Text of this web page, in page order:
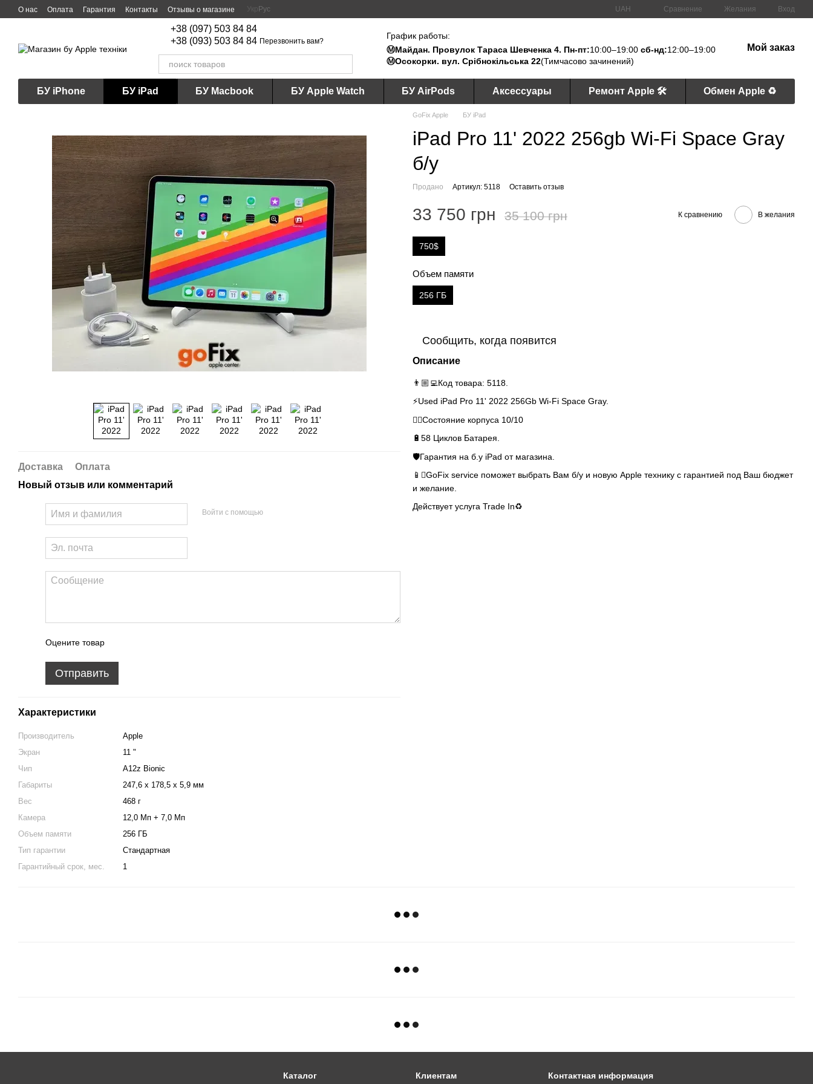
Перейти к основному контенту
О нас Оплата Гарантия Контакты Отзывы о магазине Укр Рус UAH Сравнение Желания Вход
+38 (097) 503 84 84
+38 (093) 503 84 84 Перезвонить вам?
График работы:
Ⓜ️Майдан. Провулок Тараса Шевченка 4. Пн-пт:10:00–19:00сб-нд:12:00–19:00
Ⓜ️Осокорки. вул. Срібнокільська 22(Тимчасово зачинений)
Мой заказ
БУ iPhone БУ iPad БУ Macbook БУ Apple Watch БУ AirPods Аксессуары Ремонт Apple 🛠 Обмен Apple ♻️
Доставка
Оплата
Новый отзыв или комментарий
Войти с помощью
Оцените товар
Отправить
Характеристики
Производитель
Apple
Экран
11 "
Чип
A12z Bionic
Габариты
247,6 x 178,5 x 5,9 мм
Вес
468 г
Камера
12,0 Мп + 7,0 Мп
Объем памяти
256 ГБ
Тип гарантии
Стандартная
Гарантийный срок, мес.
1
GoFix Apple БУ iPad
iPad Pro 11' 2022 256gb Wi-Fi Space Gray
б/у
Продано Артикул: 5118 Оставить отзыв
33 750 грн 35 100 грн К сравнению В желания
750$
Объем памяти
256 ГБ
Сообщить, когда появится
Описание
👨🏼‍💻Код товара: 5118.
⚡️Used iPad Pro 11' 2022 256Gb Wi-Fi Space Gray.
👌🏻Состояние корпуса 10/10
🔋58 Циклов Батарея.
🛡Гарантия на б.у iPad от магазина.
📱GoFix service поможет выбрать Вам б/у и новую Apple технику с гарантией под Ваш бюджет
и желание.
Действует услуга Trade In♻️
Каталог Клиентам Контактная информация